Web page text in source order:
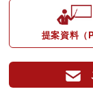
提案資料（